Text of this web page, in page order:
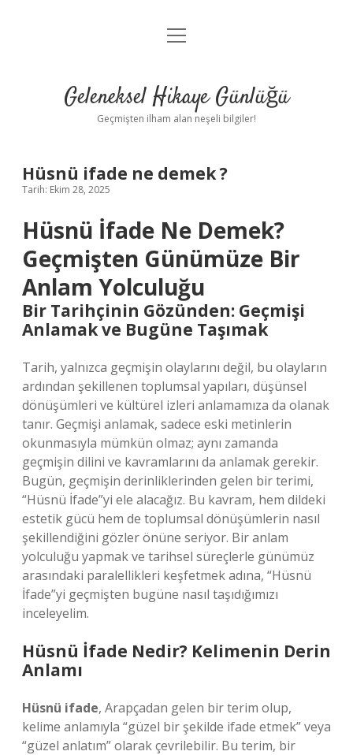
Anasayfa
Yasal Uyarı
menüyü
Geleneksel Hikaye Günlüğü
Geçmişten ilham alan neşeli bilgiler!
Hüsnü ifade ne demek ?
Tarih: Ekim 28, 2025
Hüsnü İfade Ne Demek?
Geçmişten Günümüze Bir
Anlam Yolculuğu
Bir Tarihçinin Gözünden: Geçmişi
Anlamak ve Bugüne Taşımak
Tarih, yalnızca geçmişin olaylarını değil, bu olayların
ardından şekillenen toplumsal yapıları, düşünsel
dönüşümleri ve kültürel izleri anlamamıza da olanak
tanır. Geçmişi anlamak, sadece eski metinlerin
okunmasıyla mümkün olmaz; aynı zamanda
geçmişin dilini ve kavramlarını da anlamak gerekir.
Bugün, geçmişin derinliklerinden gelen bir terimi,
“Hüsnü İfade”yi ele alacağız. Bu kavram, hem dildeki
estetik gücü hem de toplumsal dönüşümlerin nasıl
şekillendiğini gözler önüne seriyor. Bir anlam
yolculuğu yapmak ve tarihsel süreçlerle günümüz
arasındaki paralellikleri keşfetmek adına, “Hüsnü
İfade”yi geçmişten bugüne nasıl taşıdığımızı
inceleyelim.
Hüsnü İfade Nedir? Kelimenin Derin
Anlamı
Hüsnü ifade, Arapçadan gelen bir terim olup,
kelime anlamıyla “güzel bir şekilde ifade etmek” veya
“güzel anlatım” olarak çevrilebilir. Bu terim, bir